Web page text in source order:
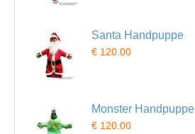
Santa Handpuppe
€ 120.00
Monster Handpuppe
€ 120.00